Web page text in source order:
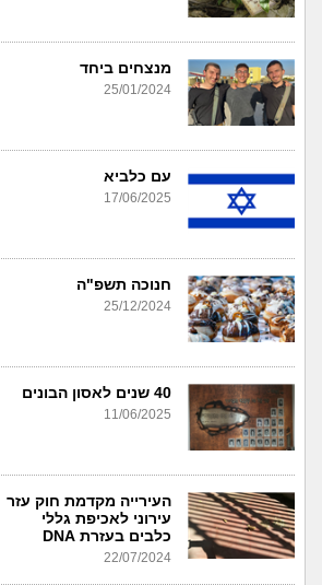
מנצחים ביחד
25/01/2024
עם כלביא
17/06/2025
חנוכה תשפ"ה
25/12/2024
40 שנים לאסון הבונים
11/06/2025
העירייה מקדמת חוק עזר
עירוני לאכיפת גללי
כלבים בעזרת DNA
22/07/2024